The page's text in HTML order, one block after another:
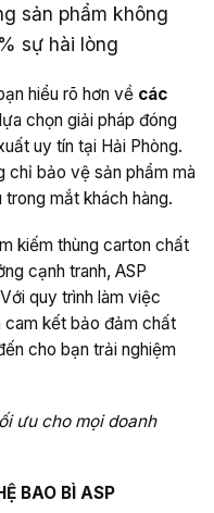
sản phẩm không
sự hài lòng
hiểu rõ hơn về các
chọn giải pháp đóng
uy tín tại Hải Phòng.
chỉ bảo vệ sản phẩm mà
trong mắt khách hàng.
kiếm thùng carton chất
cạnh tranh, ASP
quy trình làm việc
cam kết bảo đảm chất
cho bạn trải nghiệm
ưu cho mọi doanh
BAO BÌ ASP